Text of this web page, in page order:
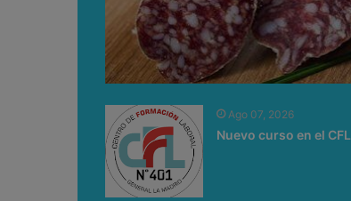
Ago 07, 2026
Nuevo curso en el CFL